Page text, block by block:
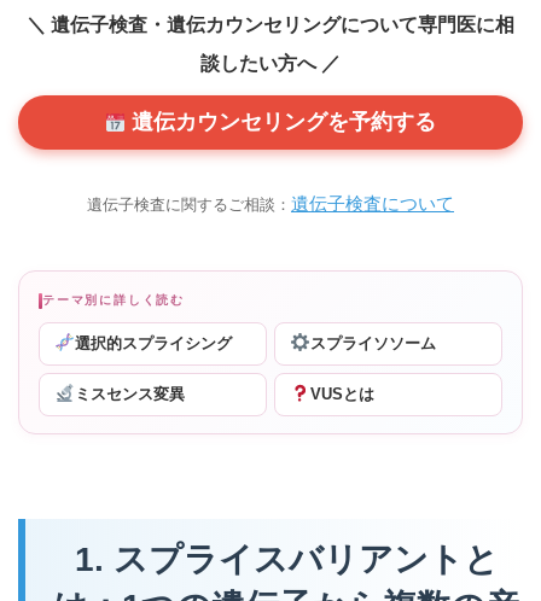
＼ 遺伝子検査・遺伝カウンセリングについて専門医に相
談したい方へ ／
遺伝カウンセリングを予約する
遺伝子検査に関するご相談： 遺伝子検査について
テーマ別に詳しく読む
選択的スプライシング スプライソソーム
ミスセンス変異 VUSとは
1. スプライスバリアントと